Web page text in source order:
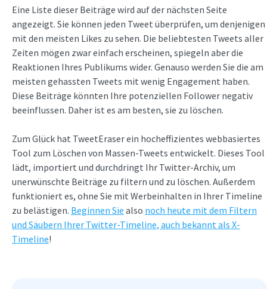
Eine Liste dieser Beiträge wird auf der nächsten Seite
angezeigt. Sie können jeden Tweet überprüfen, um denjenigen
mit den meisten Likes zu sehen. Die beliebtesten Tweets aller
Zeiten mögen zwar einfach erscheinen, spiegeln aber die
Reaktionen Ihres Publikums wider. Genauso werden Sie die am
meisten gehassten Tweets mit wenig Engagement haben.
Diese Beiträge könnten Ihre potenziellen Follower negativ
beeinflussen. Daher ist es am besten, sie zu löschen.
Zum Glück hat TweetEraser ein hocheffizientes webbasiertes
Tool zum Löschen von Massen-Tweets entwickelt. Dieses Tool
lädt, importiert und durchdringt Ihr Twitter-Archiv, um
unerwünschte Beiträge zu filtern und zu löschen. Außerdem
funktioniert es, ohne Sie mit Werbeinhalten in Ihrer Timeline
zu belästigen. Beginnen Sie also noch heute mit dem Filtern
und Säubern Ihrer Twitter-Timeline, auch bekannt als X-
Timeline!